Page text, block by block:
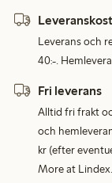
Leverans och
40:-.
Fri leverans
Alltid fri frakt
och
kr (efter
More at Lindex.